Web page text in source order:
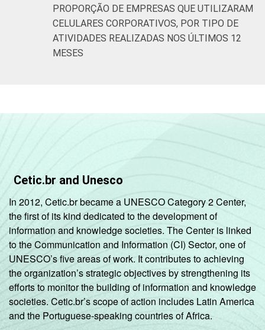
PROPORÇÃO DE EMPRESAS QUE UTILIZARAM
CELULARES CORPORATIVOS, POR TIPO DE
ATIVIDADES REALIZADAS NOS ÚLTIMOS 12
MESES
Cetic.br and Unesco
In 2012, Cetic.br became a UNESCO Category 2 Center,
the first of its kind dedicated to the development of
information and knowledge societies. The Center is linked
to the Communication and Information (CI) Sector, one of
UNESCO’s five areas of work. It contributes to achieving
the organization’s strategic objectives by strengthening its
efforts to monitor the building of information and knowledge
societies. Cetic.br’s scope of action includes Latin America
and the Portuguese-speaking countries of Africa.